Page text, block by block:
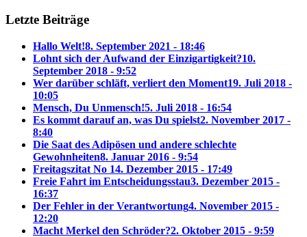
Letzte Beiträge
Hallo Welt!8. September 2021 - 18:46
Lohnt sich der Aufwand der Einzigartigkeit?10.
September 2018 - 9:52
Wer darüber schläft, verliert den Moment19. Juli 2018 -
10:05
Mensch, Du Unmensch!5. Juli 2018 - 16:54
Es kommt darauf an, was Du spielst2. November 2017 -
8:40
Die Saat des Adipösen und andere schlechte
Gewohnheiten8. Januar 2016 - 9:54
Freitagszitat No 14. Dezember 2015 - 17:49
Freie Fahrt im Entscheidungsstau3. Dezember 2015 -
16:37
Der Fehler in der Verantwortung4. November 2015 -
12:20
Macht Merkel den Schröder?2. Oktober 2015 - 9:59